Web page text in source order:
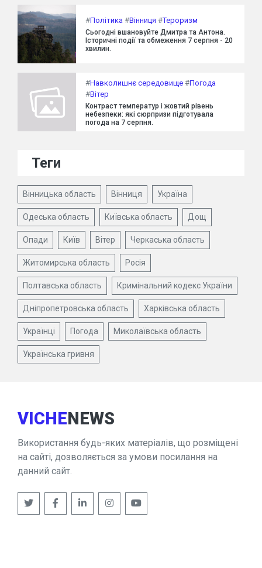
#Політика #Вінниця #Тероризм
Сьогодні вшановуйте Дмитра та Антона.
Історичні події та обмеження 7 серпня - 20
хвилин.
#Навколишнє середовище #Погода
#Вітер
Контраст температур і жовтий рівень
небезпеки: які сюрпризи підготувала
погода на 7 серпня.
Теги
Вінницька область Вінниця Україна
Одеська область Київська область Дощ
Опади Київ Вітер Черкаська область
Житомирська область Росія
Полтавська область Кримінальний кодекс України
Дніпропетровська область Харківська область
Українці Погода Миколаївська область
Українська гривня
VICHENEWS
Використання будь-яких матеріалів, що розміщені
на сайті, дозволяється за умови посилання на
данний сайт.